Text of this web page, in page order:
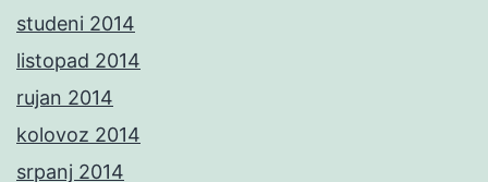
studeni 2014
listopad 2014
rujan 2014
kolovoz 2014
srpanj 2014